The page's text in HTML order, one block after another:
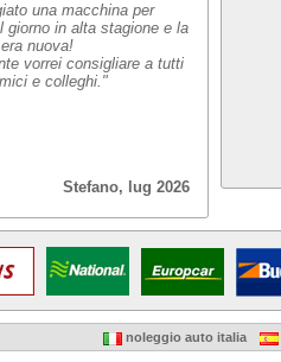
una macchina per
giorno in alta stagione e la
nuova!
vorrei consigliare a tutti
e colleghi."
Stefano, lug 2026
noleggio auto italia